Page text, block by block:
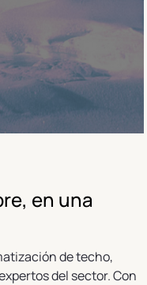
en una
de techo,
del sector. Con